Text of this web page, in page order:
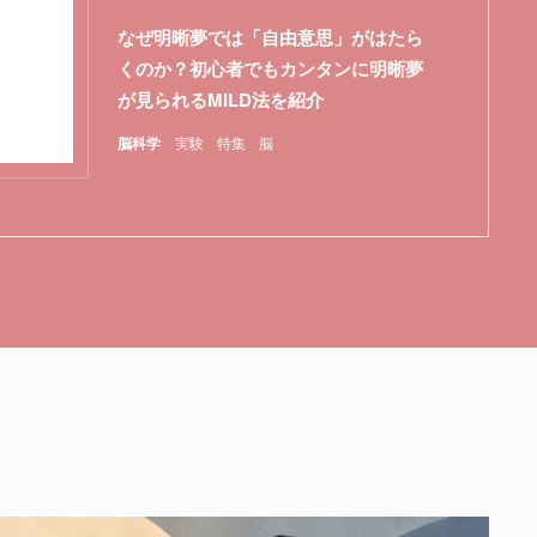
脳科学 実験 特集 脳
なぜ明晰夢では「自由意思」がはたら
くのか？初心者でもカンタンに明晰夢
が見られるMILD法を紹介